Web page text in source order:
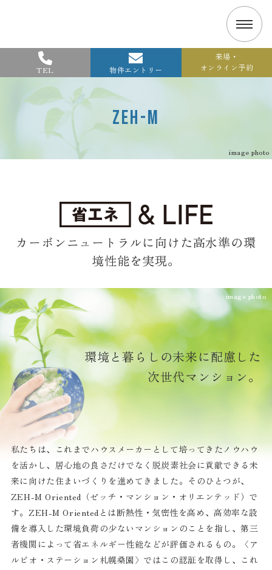
TEL 物件エントリー
来場・
オンライン予約
ZEH-M
image photo
カーボンニュートラルに向けた高水準の環
境性能を実現。
環境と暮らしの未来に配慮した
次世代マンション。
私たちは、これまでハウスメーカーとして培ってきたノウハウ
を活かし、居心地の良さだけでなく脱炭素社会に貢献できる未
来に向けた住まいづくりを進めてきました。そのひとつが、
ZEH-M Oriented（ゼッチ・マンション・オリエンテッド）で
す。ZEH-M Orientedとは断熱性・気密性を高め、高効率な設
備を導入した環境負荷の少ないマンションのことを指し、第三
者機関によって省エネルギー性能などが評価されるもの。〈ア
ルビオ・ステーション札幌桑園〉ではこの認証を取得し、これ
image photo